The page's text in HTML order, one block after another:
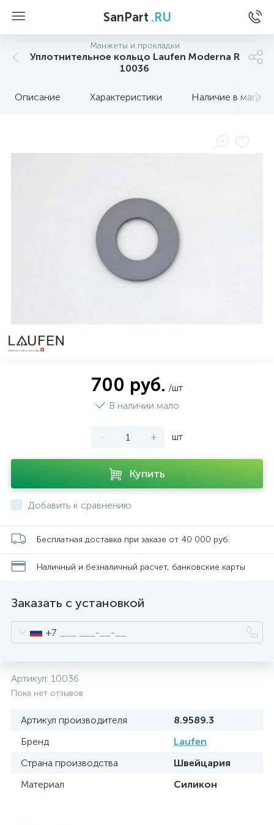
SanPart .RU
Манжеты и прокладки
Уплотнительное кольцо Laufen Moderna R
10036
Описание Характеристики Наличие в
700 руб. /шт
В наличии мало
- + шт
Купить
Добавить к сравнению
Бесплатная доставка при заказе от 40 000 руб.
Наличный и безналичный расчет, банковские карты
Заказать с установкой
+7
Артикул: 10036
Пока нет отзывов
Артикул производителя
8.9589.3
Бренд
Laufen
Страна производства
Швейцария
Материал
Силикон